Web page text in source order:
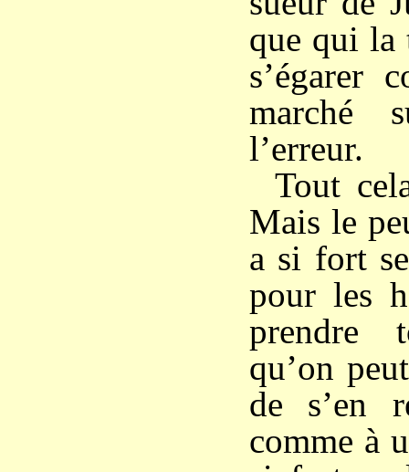
que qui la
s’égarer
marché
l’erreur.
Tout
Mais le
a si fort
pour les
prendre
qu’on
de s’en
comme à